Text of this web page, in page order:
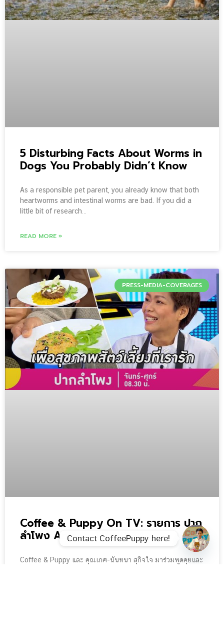
5 Disturbing Facts About Worms in
Dogs You Probably Didn’t Know
As a responsible pet parent, you already know that both
heartworms and intestinal worms are bad. If you did a
little bit of research…
READ MORE »
PRESS-MEDIA-COVERAGES
Coffee & Puppy On TV: รายการ ปาก
ลำโพง Amarin TV HD 34
Coffee & Puppy และ คุณเกศ-นันทนา สุกิจใจ มาร่วมพูดคุยและ
Contact CoffeePuppy here!
Open